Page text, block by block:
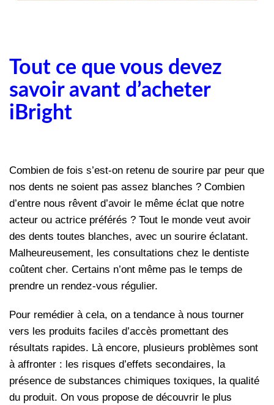
Tout ce que vous devez
savoir avant d’acheter
iBright
Combien de fois s’est-on retenu de sourire par peur que
nos dents ne soient pas assez blanches ? Combien
d’entre nous rêvent d’avoir le même éclat que notre
acteur ou actrice préférés ? Tout le monde veut avoir
des dents toutes blanches, avec un sourire éclatant.
Malheureusement, les consultations chez le dentiste
coûtent cher. Certains n’ont même pas le temps de
prendre un rendez-vous régulier.
Pour remédier à cela, on a tendance à nous tourner
vers les produits faciles d’accès promettant des
résultats rapides. Là encore, plusieurs problèmes sont
à affronter : les risques d’effets secondaires, la
présence de substances chimiques toxiques, la qualité
du produit. On vous propose de découvrir le plus